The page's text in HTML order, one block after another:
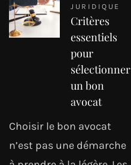
JURIDIQUE
Critères
essentiels
pour
sélectionner
un bon
avocat
Choisir le bon avocat
n’est pas une démarche